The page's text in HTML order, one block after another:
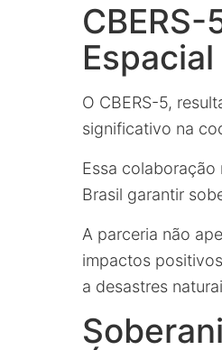
O CBERS-5,
significativo na
Essa
Brasil garantir
A parceria não
impactos
a desastres